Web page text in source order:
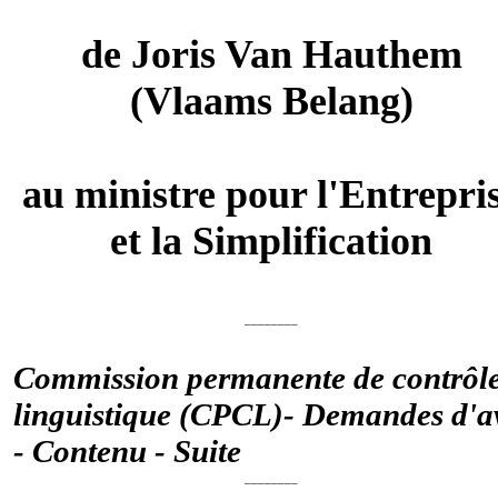
de Joris Van Hauthem
(Vlaams Belang)
au ministre pour
et la Simplification
Commission permanente de
linguistique (CPCL)- Demandes
- Contenu - Suite